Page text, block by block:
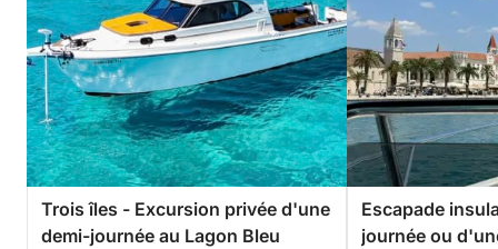
Trois îles - Excursion privée d'une
demi-journée au Lagon Bleu
Escapade
journée ou